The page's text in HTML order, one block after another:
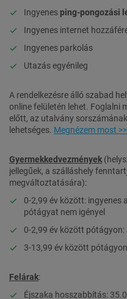
Ingyenes ping-pongozási
Ingyenes internet
Ingyenes parkolás
Utazás egyénileg
A rendelkezésre álló szabad
online felületén lehet. Foglalni
előtt, az utalvány
lehetséges. Megnézem most >>
Gyermekkedvezmények
jellegűek, a szálláshely
megváltoztatására):
0-2,99 év között: ingyenes
pótágyat nem igényel
0-2,99 év között
3-13,99 év között
Felárak:
Éjszaka hosszabbítás: